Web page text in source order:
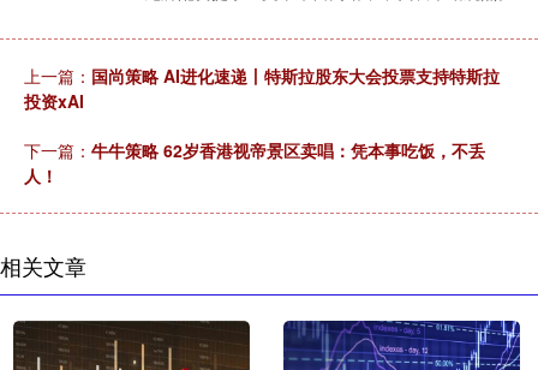
上一篇： 国尚策略 AI进化速递丨特斯拉股东大会投票支持特斯拉
投资xAI
下一篇： 牛牛策略 62岁香港视帝景区卖唱：凭本事吃饭，不丢
人！
相关文章